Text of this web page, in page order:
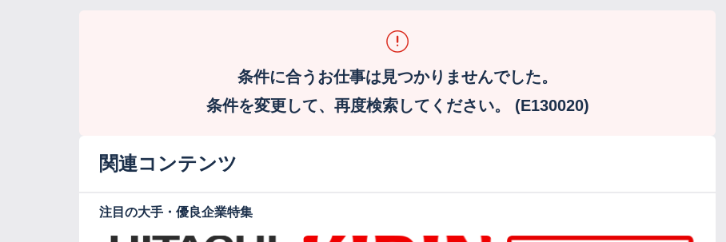
条件に合うお仕事は見つかりませんでした。
条件を変更して、再度検索してください。 (E130020)
関連コンテンツ
注目の大手・優良企業特集